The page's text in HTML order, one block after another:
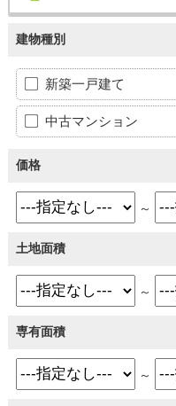
建物種別
新築一戸建て
中古マンション
価格
～
土地面積
～
専有面積
～